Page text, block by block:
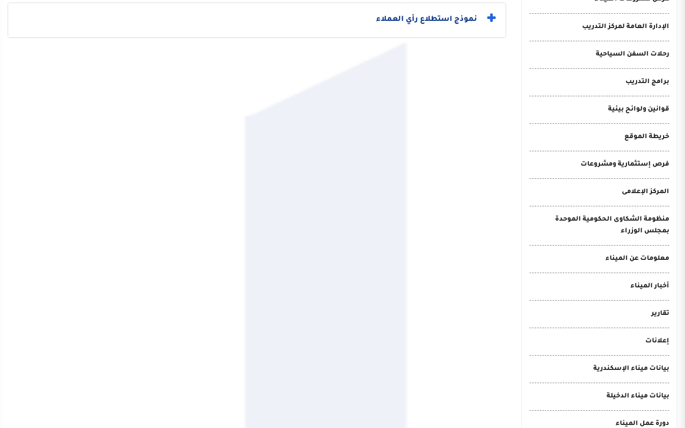
الإدارة العامة لمركز التدريب
رحلات السفن السياحية
برامج التدريب
قوانين ولوائح بيئية
خريطة الموقع
فرص إستثمارية ومشروعات
المركز الإعلامى
منظومة الشكاوى الحكومية الموحدة
بمجلس الوزراء
معلومات عن الميناء
أخبار الميناء
تقارير
إعلانات
بيانات ميناء الإسكندرية
بيانات ميناء الدخيلة
دورة عمل الميناء
نموذج استطلاع رأي العملاء